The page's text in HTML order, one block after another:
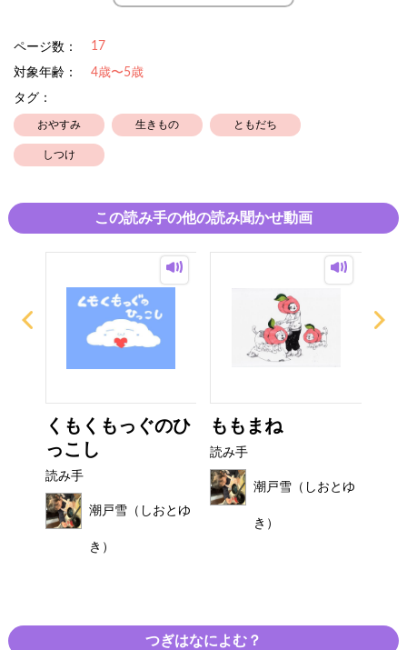
ちょっとした理由があったのです。
人の見た目を笑ってしまったり、クイズや迷路の答えを遠慮せず
に
言ってしまう子が世の中には多いですが、もしかしたら‥リオル
と
同じ理由がある子が多いかも知れません
ですが、きっかけ１つで「あるもの」をもつことによって
言ってしまう性格はガラリと変わるかも知れません
たくさんの方に読んでいただけますように
2024/04/10
ページ数： 17
対象年齢：
4歳〜5歳
タグ：
おやすみ 生きもの ともだち
しつけ
この読み手の他の読み聞かせ動画
くもくもっぐのひ
っこし
読み手
潮戸雪（しおとゆ
き）
ももまね
読み手
潮戸雪（しおとゆ
き）
つぎはなによむ？